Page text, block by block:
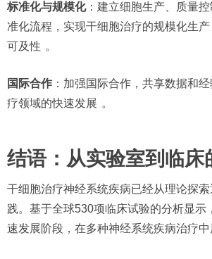
标准化与规模化：建立细胞生产、质量
准化流程，实现干细胞治疗的规模化生
可及性 。
国际合作 ：加强国际合作，共享数据和
疗领域的快速发展 。
结语：从实验室到临床
干细胞治疗神经系统疾病已经从理论探
践。基于全球530项临床试验的分析显示
速发展阶段，在多种神经系统疾病治疗中